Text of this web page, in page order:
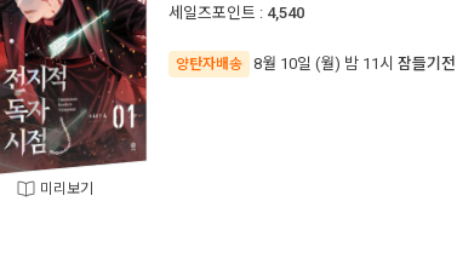
미리보기
세일즈포인트 : 4,540
양탄자배송 8월 10일 (월) 밤 11시 잠들기